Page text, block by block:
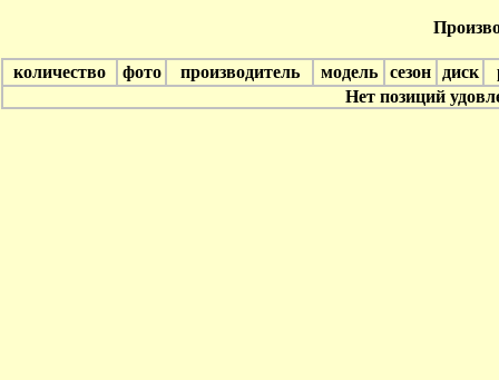
количество фото производитель модель сезон диск
Нет позиций